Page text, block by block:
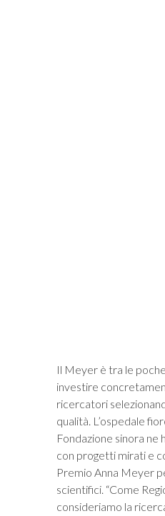
Il Meyer è tra le
investire
ricercatori
qualità. L’ospedale
Fondazione sinora ne
con progetti mirati e
Premio Anna Meyer
scientifici. “Come
consideriamo la